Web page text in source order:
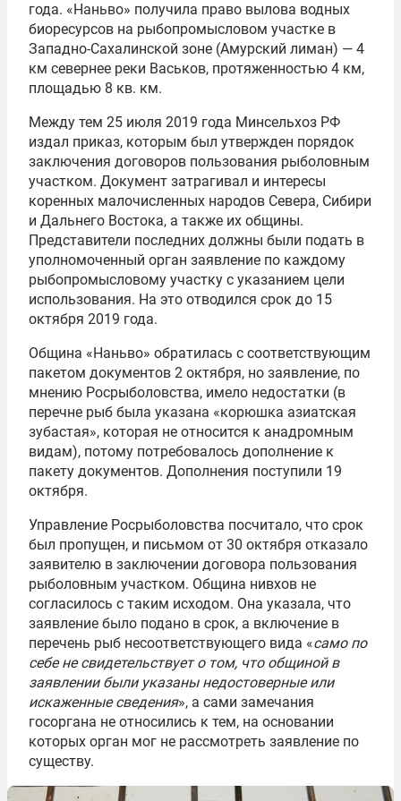
года. «Наньво» получила право вылова водных
биоресурсов на рыбопромысловом участке в
Западно-Сахалинской зоне (Амурский лиман) — 4
км севернее реки Васьков, протяженностью 4 км,
площадью 8 кв. км.
Между тем 25 июля 2019 года Минсельхоз РФ
издал приказ, которым был утвержден порядок
заключения договоров пользования рыболовным
участком. Документ затрагивал и интересы
коренных малочисленных народов Севера, Сибири
и Дальнего Востока, а также их общины.
Представители последних должны были подать в
уполномоченный орган заявление по каждому
рыбопромысловому участку с указанием цели
использования. На это отводился срок до 15
октября 2019 года.
Община «Наньво» обратилась с соответствующим
пакетом документов 2 октября, но заявление, по
мнению Росрыболовства, имело недостатки (в
перечне рыб была указана «корюшка азиатская
зубастая», которая не относится к анадромным
видам), потому потребовалось дополнение к
пакету документов. Дополнения поступили 19
октября.
Управление Росрыболовства посчитало, что срок
был пропущен, и письмом от 30 октября отказало
заявителю в заключении договора пользования
рыболовным участком. Община нивхов не
согласилось с таким исходом. Она указала, что
заявление было подано в срок, а включение в
перечень рыб несоответствующего вида «само по
себе не свидетельствует о том, что общиной в
заявлении были указаны недостоверные или
искаженные сведения», а сами замечания
госоргана не относились к тем, на основании
которых орган мог не рассмотреть заявление по
существу.